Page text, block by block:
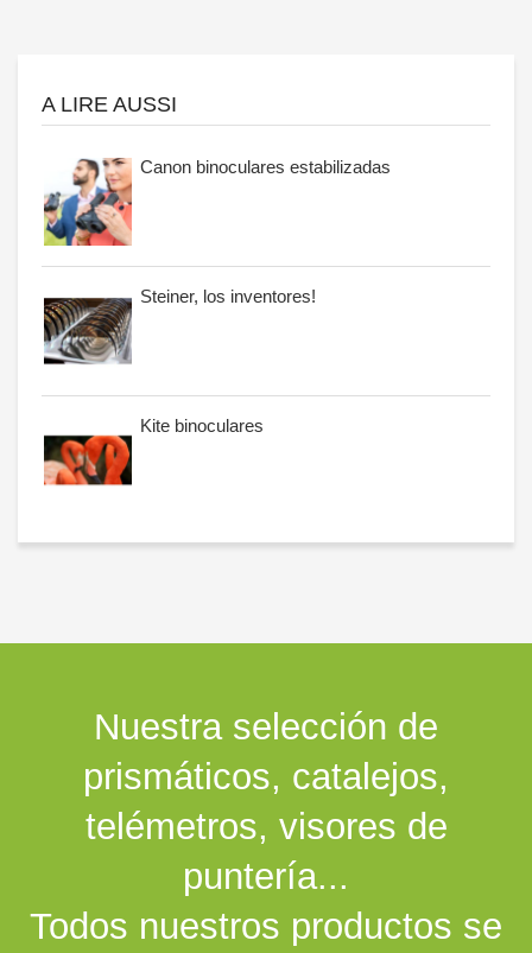
A LIRE AUSSI
Canon binoculares estabilizadas
Steiner, los inventores!
Kite binoculares
Nuestra selección de
prismáticos, catalejos,
telémetros, visores de
puntería...
Todos nuestros productos se